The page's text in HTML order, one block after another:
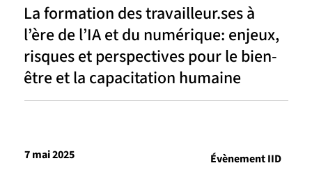
La formation des travailleur.ses à
l’ère de l’IA et du numérique: enjeux,
risques et perspectives pour le bien-
être et la capacitation humaine
7 mai 2025 Évènement IID